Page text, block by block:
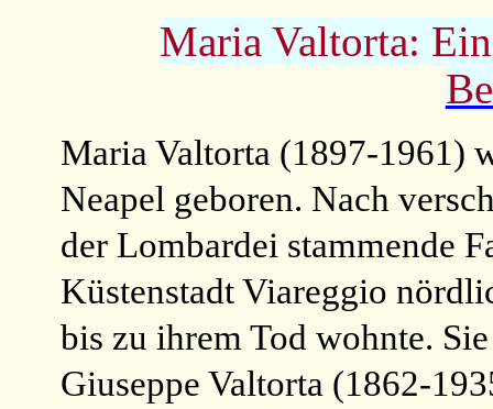
Maria Valtorta:
Maria Valtorta (1897-1961)
Neapel geboren. Nach
der Lombardei stammende
Küstenstadt Viareggio
bis zu ihrem Tod wohnte.
Giuseppe Valtorta (1862-